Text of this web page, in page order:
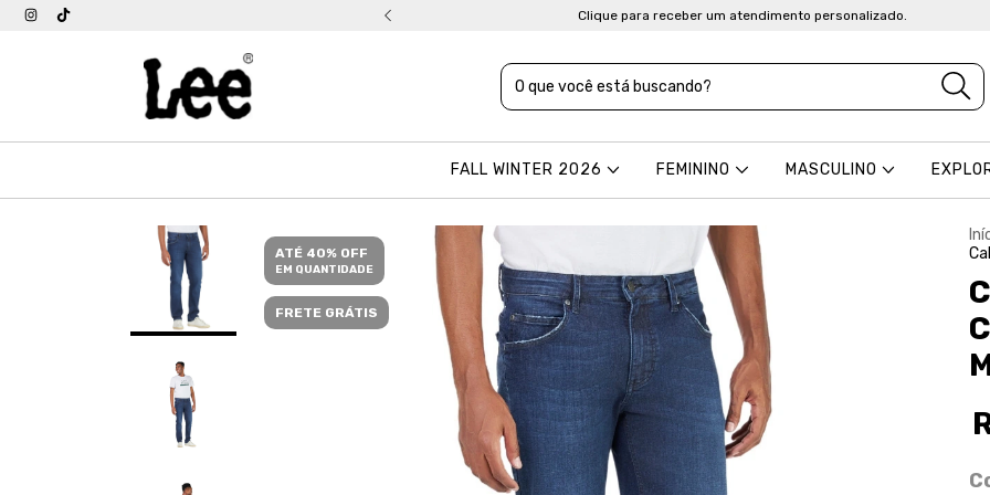
acima de R$ 399 Clique para receber um atendimento personalizado.
FALL WINTER 2026 FEMININO MASCULINO
ATÉ 40% OFF
EM QUANTIDADE
FRETE GRÁTIS